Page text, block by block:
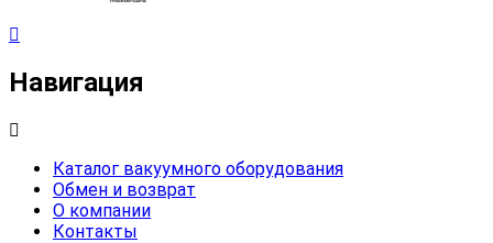
Навигация
Каталог вакуумного оборудования
Обмен и возврат
О компании
Контакты